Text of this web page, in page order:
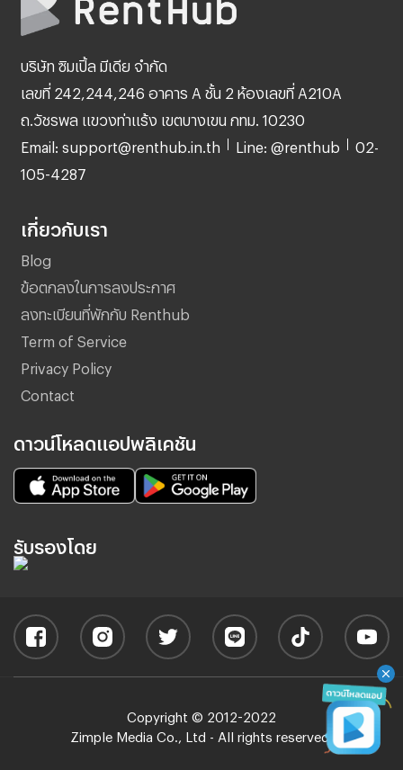
บริษัท ซิมเปิ้ล มีเดีย จำกัด
เลขที่ 242,244,246 อาคาร A ชั้น 2 ห้องเลขที่ A210A
ถ.วัชรพล แขวงท่าแร้ง เขตบางเขน กทม. 10230
Email: support@renthub.in.th Line: @renthub 02-
105-4287
เกี่ยวกับเรา
Blog
ข้อตกลงในการลงประกาศ
ลงทะเบียนที่พักกับ Renthub
Term of Service
Privacy Policy
Contact
ดาวน์โหลดแอปพลิเคชัน
รับรองโดย
Copyright © 2012-2022
Zimple Media Co., Ltd - All rights reserved.